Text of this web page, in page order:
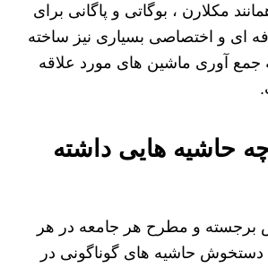
مکلارن ، بوگاتی و پاگانی برای
ای و اختصاصی بسیاری نیز ساخته
جمع آوری ماشین های مورد علاقه
حاشیه هایی داشته
برجسته و مطرح هر جامعه در هر
دستخوش حاشیه های گوناگونی در